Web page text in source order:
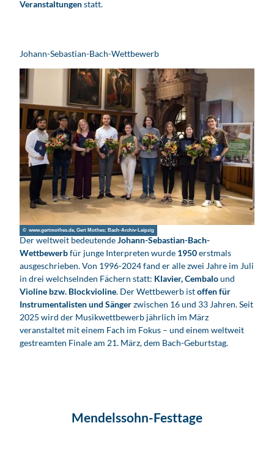
Veranstaltungenstatt.
Johann-Sebastian-Bach-Wettbewerb
© www.gertmothes.de, Gert Mothes; Bach-Archiv-Leipzig
Der weltweit bedeutendeJohann-Sebastian-Bach-
Wettbewerbfür junge Interpreten wurde 1950erstmals
ausgeschrieben. Von 1996-2024 fand er alle zwei Jahre im Juli
in drei welchselnden Fächern statt: Klavier, Cembalound
Violine bzw. Blockvioline. Der Wettbewerb istoffen für
Instrumentalisten und Sängerzwischen 16 und 33 Jahren. Seit
2025 wird der Musikwettbewerb jährlich im März
veranstaltet mit einem Fach im Fokus – und einem weltweit
gestreamten Finale am 21. März, dem Bach-Geburtstag.
Mendelssohn-Festtage